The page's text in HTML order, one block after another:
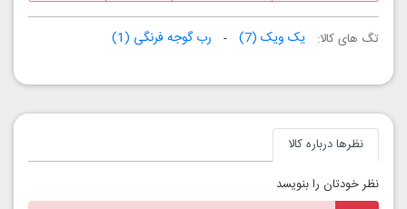
تگ های کالا: یک ویک (7) رب گوجه فرنگی (1)
نظرها درباره کالا
نظر خودتان را بنویسد